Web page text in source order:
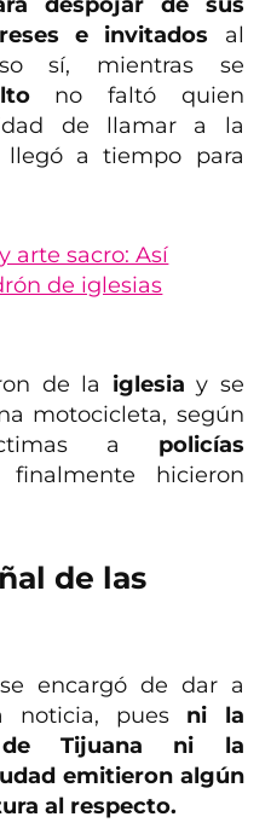
despojar de sus
e invitados al
sí, mientras se
no faltó quien
de llamar a la
a tiempo para
arte sacro: Así
de iglesias
de la iglesia y se
motocicleta, según
a policías
finalmente hicieron
de las
se encargó de dar a
noticia, pues ni la
de Tijuana ni la
emitieron algún
al respecto.